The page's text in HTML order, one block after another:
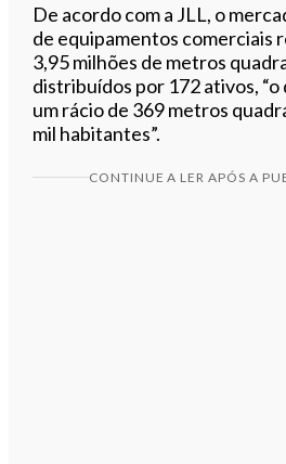
De acordo com a JLL, o
de equipamentos comerciais
3,95 milhões de metros
distribuídos por 172 ativos, “o
um rácio de 369 metros
mil habitantes”.
CONTINUE A LER APÓS A